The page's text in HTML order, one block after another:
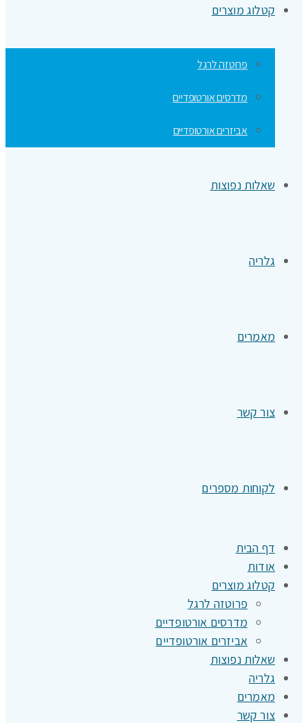
קטלוג מוצרים
פרוטזה לרגל
מדרסים אורטופדיים
אביזרים אורטופדיים
שאלות נפוצות
גלריה
מאמרים
צור קשר
לקוחות מספרים
דף הבית
אודות
קטלוג מוצרים
פרוטזה לרגל
מדרסים אורטופדיים
אביזרים אורטופדיים
שאלות נפוצות
גלריה
מאמרים
צור קשר